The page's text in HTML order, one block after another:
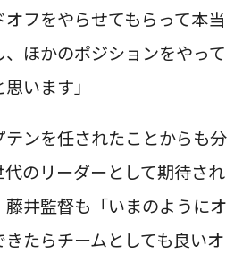
フをやらせてもらって本当
ほかのポジションをやって
います」
ンを任されたことからも分
のリーダーとして期待され
井監督も「いまのようにオ
たらチームとしても良いオ